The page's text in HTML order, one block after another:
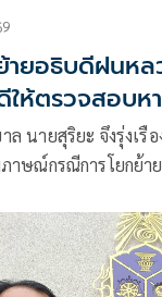
ายอธิบดีฝนหล
ห้ตรวจสอบห
นายสุริยะ จึงรุ่งเรื
าษณ์กรณีการโยกย้า